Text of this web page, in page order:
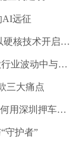
AI远征
技术开启盲订
中与客户共成长
三大痛点
款服务重构行业关
守护者”